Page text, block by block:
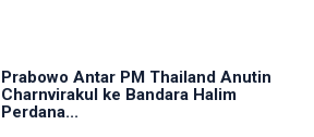
Prabowo Antar PM Thailand Anutin
Charnvirakul ke Bandara Halim
Perdana...